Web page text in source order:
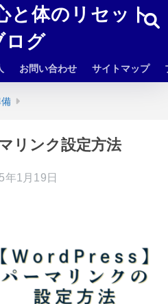
と体のリセット
ログ
お問い合わせ サイトマップ
リンク設定方法
年1月19日